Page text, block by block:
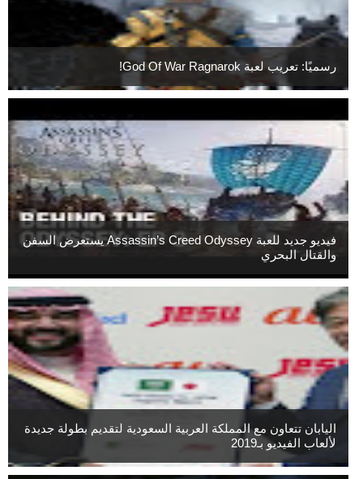
رسميًا: تعريب لعبة God Of War Ragnarok!
فيديو جديد للعبة Assassin’s Creed Odyssey يستعرض السفن
والقتال البحري
اليابان تتعاون مع المملكة العربية السعودية لتقديم بطولة جديدة
لألعاب الفيديو بـ2019